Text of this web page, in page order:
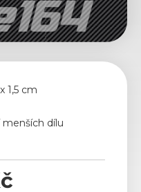
1,5 cm
menších dílu